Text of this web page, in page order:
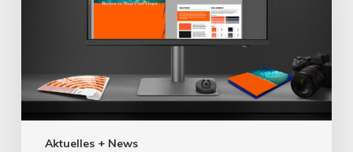
Aktuelles + News